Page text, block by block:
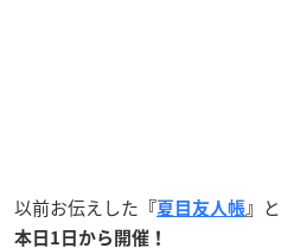
以前お伝えした 『夏目友人帳 』 と
本日1日から開催！